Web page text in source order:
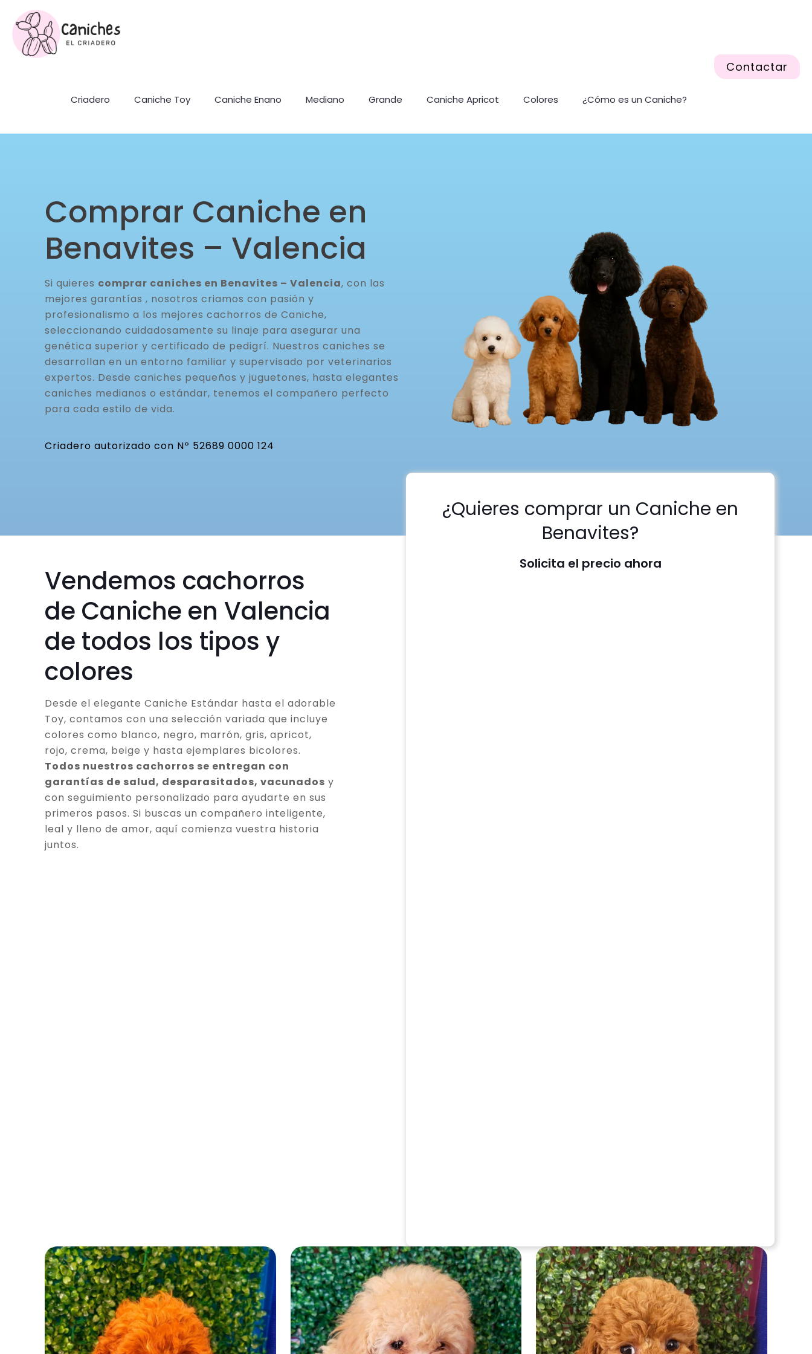
Criadero Caniche Toy Caniche Enano Mediano Grande Caniche Apricot Colores ¿Cómo es un Caniche?
Contactar
Comprar Caniche en
Benavites – Valencia
Si quieres comprar caniches en Benavites – Valencia, con las
mejores garantías , nosotros criamos con pasión y
profesionalismo a los mejores cachorros de Caniche,
seleccionando cuidadosamente su linaje para asegurar una
genética superior y certificado de pedigrí. Nuestros caniches se
desarrollan en un entorno familiar y supervisado por veterinarios
expertos. Desde caniches pequeños y juguetones, hasta elegantes
caniches medianos o estándar, tenemos el compañero perfecto
para cada estilo de vida.
Criadero autorizado con Nº 52689 0000 124
Vendemos cachorros
de Caniche en Valencia
de todos los tipos y
colores
Desde el elegante Caniche Estándar hasta el adorable
Toy, contamos con una selección variada que incluye
colores como blanco, negro, marrón, gris, apricot,
rojo, crema, beige y hasta ejemplares bicolores.
Todos nuestros cachorros se entregan con
garantías de salud, desparasitados, vacunados y
con seguimiento personalizado para ayudarte en sus
primeros pasos. Si buscas un compañero inteligente,
leal y lleno de amor, aquí comienza vuestra historia
juntos.
¿Quieres comprar un Caniche en
Benavites?
Solicita el precio ahora